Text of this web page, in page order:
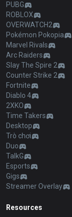
PUBG
ROBLOX
OVERWATCH2
Pokémon Pokopia
Marvel Rivals
Arc Raiders
Slay The Spire 2
Counter Strike 2
Fortnite
Diablo 4
2XKO
Time Takers
Desktop
Trò chơi
Duo
TalkG
Esports
Gigs
Streamer Overlay
Resources